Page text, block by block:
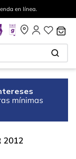
en línea.
mínimas
2012